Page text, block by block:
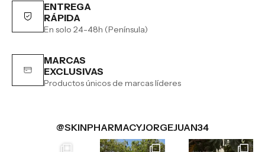
ENTREGA
RÁPIDA
En solo 24-48h (Península)
MARCAS
EXCLUSIVAS
Productos únicos de marcas líderes
@SKINPHARMACYJORGEJUAN34